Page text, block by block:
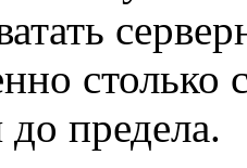
столько
предела.